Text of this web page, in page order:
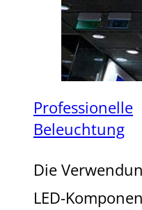
Professionelle
Beleuchtung
Die
LED-